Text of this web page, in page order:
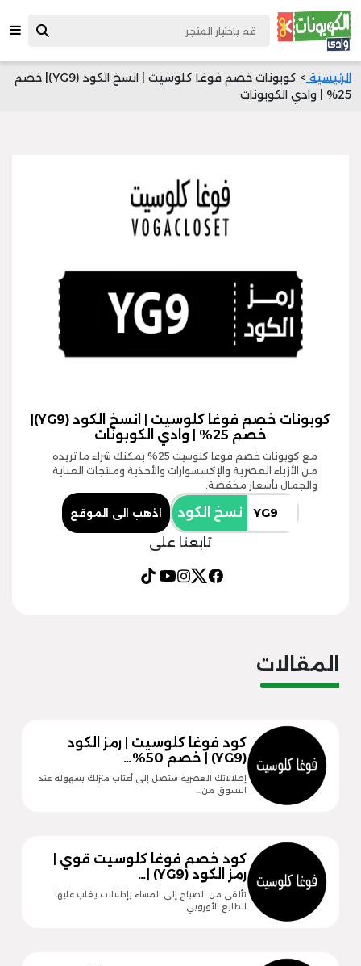
الرئيسية
> كوبونات خصم فوغا كلوسيت | انسخ الكود (YG9)| خصم
25% | وادي الكوبونات
كوبونات خصم فوغا كلوسيت | انسخ الكود (YG9)|
خصم 25% | وادي الكوبونات
مع كوبونات خصم فوغا كلوسيت 25% يمكنك شراء ما تريده
من الأزياء العصرية والإكسسوارات والأحذية ومنتجات العناية
والجمال بأسعار مخفضة.
نسخ الكود اذهب الى الموقع
تابعنا على
المقالات
كود فوغا كلوسيت | رمز الكود
(YG9) | خصم 50%…
إطلالاتك العصرية ستصل إلى أعتاب منزلك بسهولة عند
التسوق من…
كود خصم فوغا كلوسيت قوي |
رمز الكود (YG9) |…
تألقي من الصباح إلى المساء بإطلالات يغلب عليها
الطابع الأوروبي…